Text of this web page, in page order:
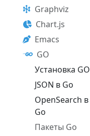
Graphviz
Chart.js
Emacs
GO
Установка GO
JSON в Go
OpenSearch в
Go
Пакеты Go